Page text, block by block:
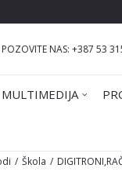
POZOVITE NAS: +387 53
MULTIMEDIJA
Škola